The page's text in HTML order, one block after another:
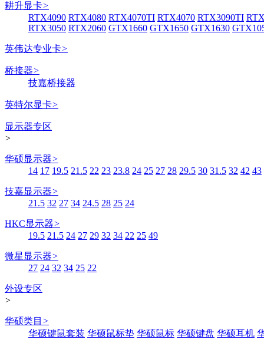
耕升显卡>
RTX4090 RTX4080 RTX4070TI RTX4070 RTX3090TI
RTX3050 RTX2060 GTX1660 GTX1650 GTX1630
英伟达专业卡>
桥接器>
技嘉桥接器
英特尔显卡>
显示器专区
>
华硕显示器>
14 17 19.5 21.5 22 23 23.8 24 25 27 28 29.5 30 31.5 32 42 43
技嘉显示器>
21.5 32 27 34 24.5 28 25 24
HKC显示器>
19.5 21.5 24 27 29 32 34 22 25 49
微星显示器>
27 24 32 34 25 22
外设专区
>
华硕类目 >
华硕键鼠套装 华硕鼠标垫 华硕鼠标 华硕键盘 华硕耳机